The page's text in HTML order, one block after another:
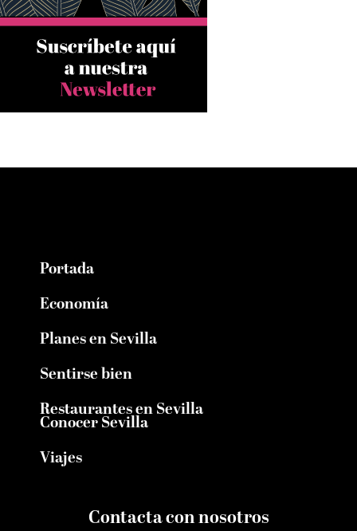
Portada
Economía
Planes en Sevilla
Sentirse bien
Restaurantes en Sevilla
Conocer Sevilla
Viajes
Contacta con nosotros